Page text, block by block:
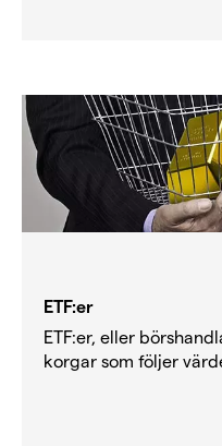
ETF:er
ETF:er, eller
korgar som följer